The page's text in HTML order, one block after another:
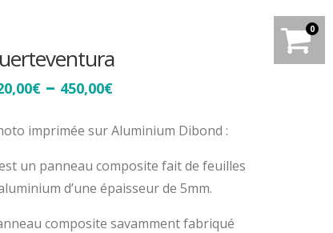
0
€– 450,00€
imprimée sur Aluminium Dibond :
un panneau composite fait de feuilles
d’une épaisseur de 5mm.
composite savamment fabriqué